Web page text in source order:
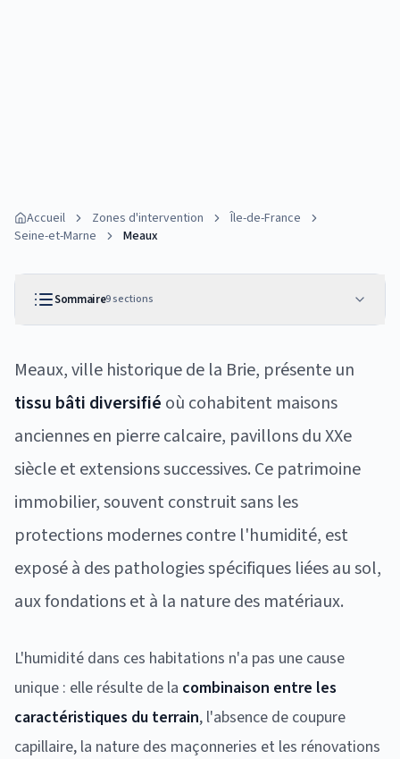
Accueil Zones d'intervention
Île-de-France
Seine-et-Marne
Meaux
Sommaire9sections
Meaux, ville historique de la Brie, présente un
tissu bâti diversifié où cohabitent maisons
anciennes en pierre calcaire, pavillons du XXe
siècle et extensions successives. Ce patrimoine
immobilier, souvent construit sans les
protections modernes contre l'humidité, est
exposé à des pathologies spécifiques liées au sol,
aux fondations et à la nature des matériaux.
L'humidité dans ces habitations n'a pas une cause
unique : elle résulte de la combinaison entre les
caractéristiques du terrain, l'absence de coupure
capillaire, la nature des maçonneries et les rénovations